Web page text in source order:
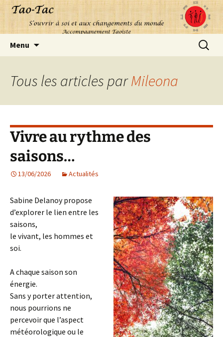
Menu
Tous les articles parMileona
Vivre au rythme des
saisons…
13/06/2026 Actualités
Sabine Delanoy propose
d’explorer le lien entre les
saisons,
le vivant, les hommes et
soi.
A chaque saison son
énergie.
Sans y porter attention,
nous pourrions ne
percevoir que l’aspect
météorologique ou le